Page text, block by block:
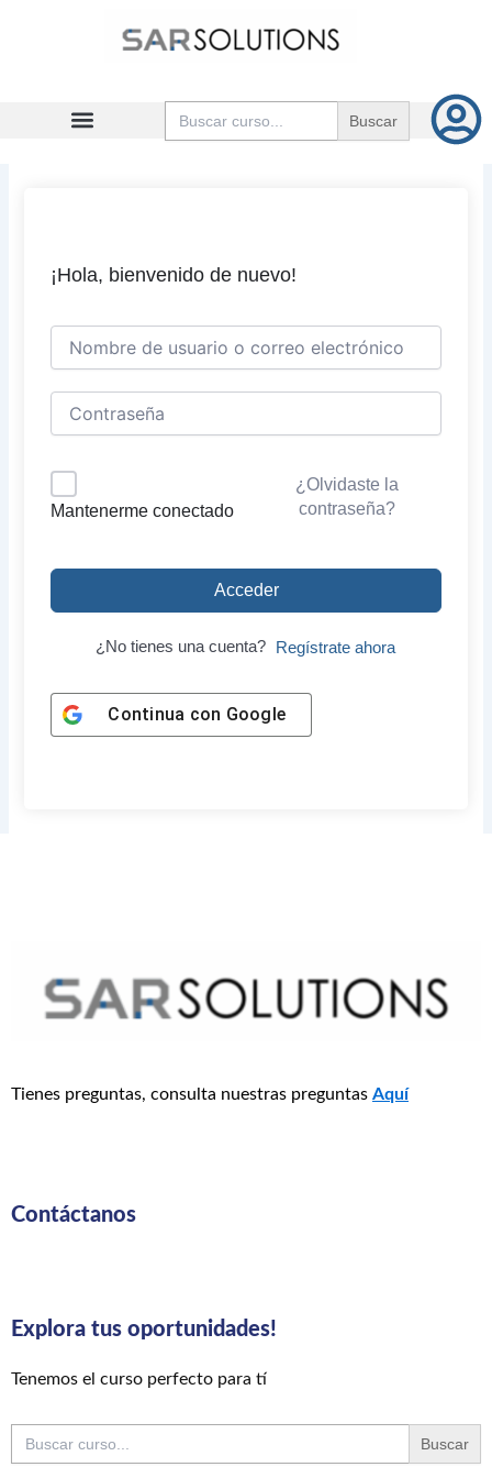
Buscar:
¡Hola, bienvenido de nuevo!
Mantenerme conectado
¿Olvidaste la
contraseña?
Acceder
¿No tienes una cuenta? Regístrate ahora
Continua con Google
Tienes preguntas, consulta nuestras preguntas Aquí
Contáctanos
Explora tus oportunidades!
Tenemos el curso perfecto para tí
Buscar: